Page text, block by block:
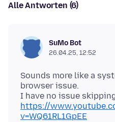
Alle Antworten (6)
SuMo Bot
26.04.25, 12:52
Sounds more like a
browser issue.
https://
v=WQ61RL1GpEE